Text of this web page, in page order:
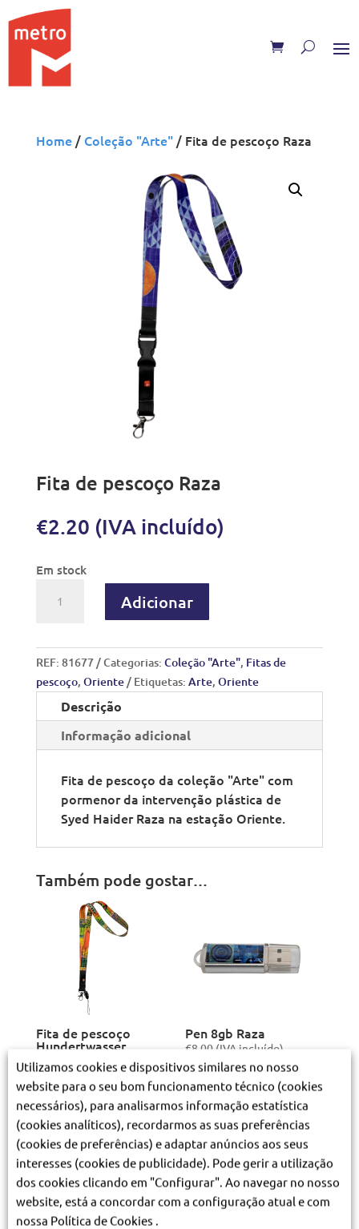
to
content
Home/ Coleção "Arte"/ Fita de pescoço Raza
Fita de pescoço Raza
€2.20 (IVA incluído)
Em stock
Adicionar
REF: 81677 Categorias: Coleção "Arte", Fitas de
pescoço, Oriente Etiquetas: Arte, Oriente
Descrição
Informação adicional
Fita de pescoço da coleção "Arte" com
pormenor da intervenção plástica de
Syed Haider Raza na estação Oriente.
Também pode gostar…
Fita de pescoço
Hundertwasser
€ (IVA incluído)
Pen 8gb Raza
€8.00 (IVA incluído)
Utilizamos cookies e dispositivos similares no nosso
website para o seu bom funcionamento técnico (cookies
necessários), para analisarmos informação estatística
(cookies analíticos), recordarmos as suas preferências
(cookies de preferências) e adaptar anúncios aos seus
interesses (cookies de publicidade). Pode gerir a utilização
dos cookies clicando em "Configurar". Ao navegar no nosso
website, está a concordar com a configuração atual e com
nossa Política de Cookies .